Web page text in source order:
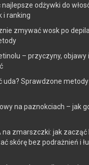
odżywki do
i ranking
zmywać wosk po
– przyczyny, objawy
uda? Sprawdzone
na paznokciach – jak
na zmarszczki: jak zacząć
skórę bez podrażnień i